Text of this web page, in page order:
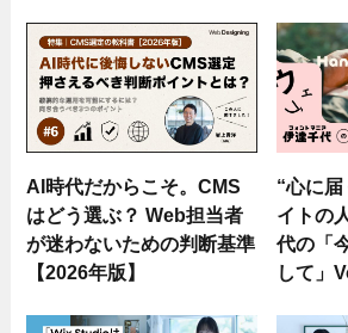
AI時代だからこそ。CMS
はどう選ぶ？ Web担当者
が迷わないための判断基準
【2026年版】
“心に
イトの
代の「
して」